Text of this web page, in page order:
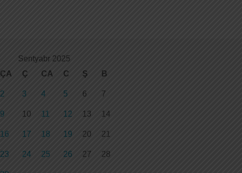
Sentyabr 2025
ÇA
Ç CA C Ş B
2 3 4 5 6 7
9 10 11 12 13 14
16 17 18 19 20 21
23 24 25 26 27 28